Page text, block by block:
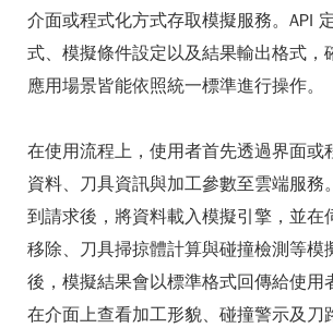
介面或程式化方式存取模擬服務。API
式、模擬條件設定以及結果輸出格式，
應用場景皆能依照統一標準進行操作。
在使用流程上，使用者首先透過界面或
資料、刀具資訊與加工參數至雲端服務
到請求後，將資料載入模擬引擎，並在
移除、刀具掃掠體計算與碰撞檢測等模
後，模擬結果會以標準格式回傳給使用
在介面上查看加工形貌、碰撞警示及刀